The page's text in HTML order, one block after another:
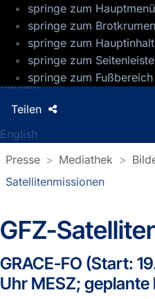
springe zum Hauptmenü
springe zum
springe zum Hauptinhalt
springe zum
springe zum Fußbereich
GFZ
Presse
Jobs
Kontakt
English
Teilen
Presse Mediathek
Satellitenmissionen
GFZ-
GRACE-FO (Start:
Uhr MESZ; geplante